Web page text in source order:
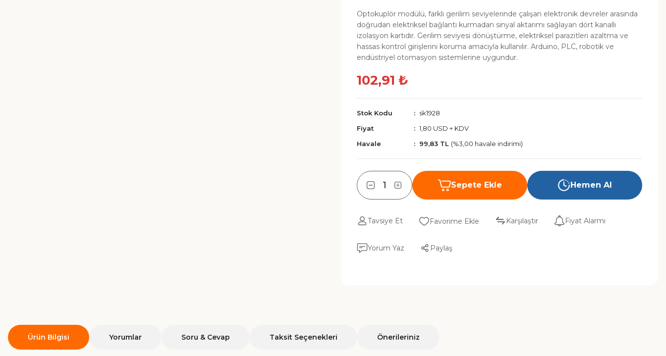
Optokuplör modülü, farklı gerilim seviyelerinde çalışan elektronik devreler arasında
doğrudan elektriksel bağlantı kurmadan sinyal aktarımı sağlayan dört kanallı
izolasyon kartıdır. Gerilim seviyesi dönüştürme, elektriksel parazitleri azaltma ve
hassas kontrol girişlerini koruma amacıyla kullanılır. Arduino, PLC, robotik ve
endüstriyel otomasyon sistemlerine uygundur.
102,91 ₺
Stok Kodu
sk1928
Fiyat
1,80 USD + KDV
Havale
99,83 TL (%3,00 havale indirimi)
Sepete Ekle Hemen Al
Tavsiye Et Karşılaştır Fiyat Alarmı
Yorum Yaz Paylaş
Ürün Bilgisi Yorumlar Soru & Cevap Taksit Seçenekleri Önerileriniz